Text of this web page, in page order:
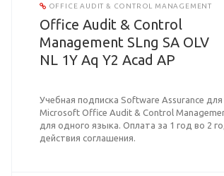
OFFICE AUDIT & CONTROL MANAGEMENT
Office Audit & Control
Management SLng SA OLV
NL 1Y Aq Y2 Acad AP
Учебная подписка Software Assurance для
Microsoft Office Audit & Control
для одного языка. Оплата за 1 год во 2
действия соглашения.